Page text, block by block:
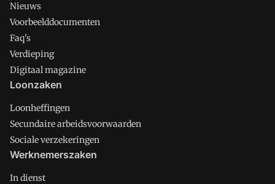
Nieuws
Voorbeelddocumenten
Faq's
Verdieping
Digitaal magazine
Loonzaken
Loonheffingen
Secundaire arbeidsvoorwaarden
Sociale verzekeringen
Werknemerszaken
In dienst